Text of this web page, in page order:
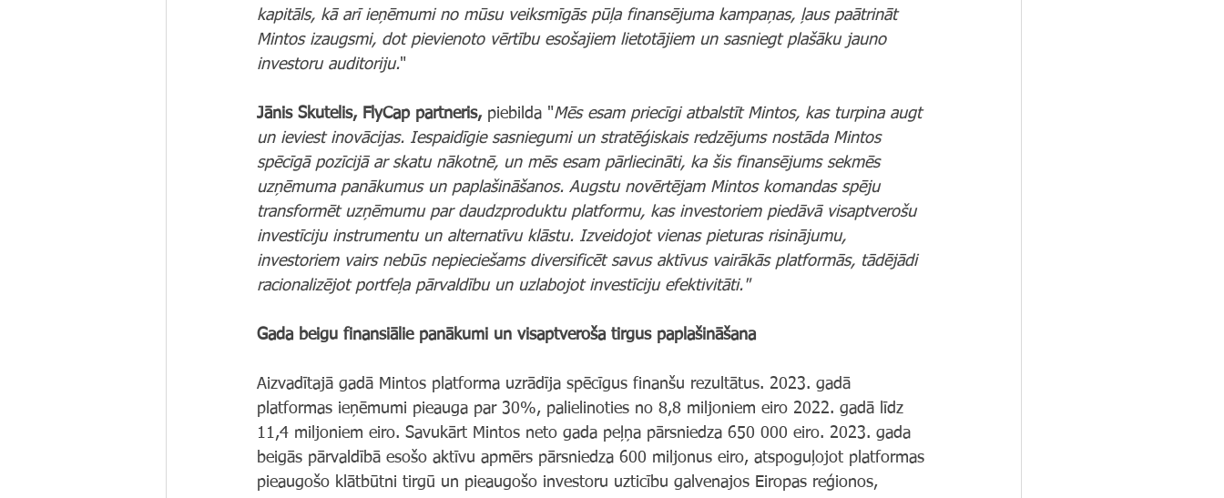
kapitāls, kā arī ieņēmumi no mūsu veiksmīgās pūļa finansējuma kampaņas, ļaus paātrināt
Mintos izaugsmi, dot pievienoto vērtību esošajiem lietotājiem un sasniegt plašāku jauno
investoru auditoriju."
Jānis Skutelis, FlyCap partneris, piebilda "Mēs esam priecīgi atbalstīt Mintos, kas turpina augt
un ieviest inovācijas. Iespaidīgie sasniegumi un stratēģiskais redzējums nostāda Mintos
spēcīgā pozīcijā ar skatu nākotnē, un mēs esam pārliecināti, ka šis finansējums sekmēs
uzņēmuma panākumus un paplašināšanos. Augstu novērtējam Mintos komandas spēju
transformēt uzņēmumu par daudzproduktu platformu, kas investoriem piedāvā visaptverošu
investīciju instrumentu un alternatīvu klāstu. Izveidojot vienas pieturas risinājumu,
investoriem vairs nebūs nepieciešams diversificēt savus aktīvus vairākās platformās, tādējādi
racionalizējot portfeļa pārvaldību un uzlabojot investīciju efektivitāti."
Gada beigu finansiālie panākumi un visaptveroša tirgus paplašināšana
Aizvadītajā gadā Mintos platforma uzrādīja spēcīgus finanšu rezultātus. 2023. gadā
platformas ieņēmumi pieauga par 30%, palielinoties no 8,8 miljoniem eiro 2022. gadā līdz
11,4 miljoniem eiro. Savukārt Mintos neto gada peļņa pārsniedza 650 000 eiro. 2023. gada
beigās pārvaldībā esošo aktīvu apmērs pārsniedza 600 miljonus eiro, atspoguļojot platformas
pieaugošo klātbūtni tirgū un pieaugošo investoru uzticību galvenajos Eiropas reģionos,